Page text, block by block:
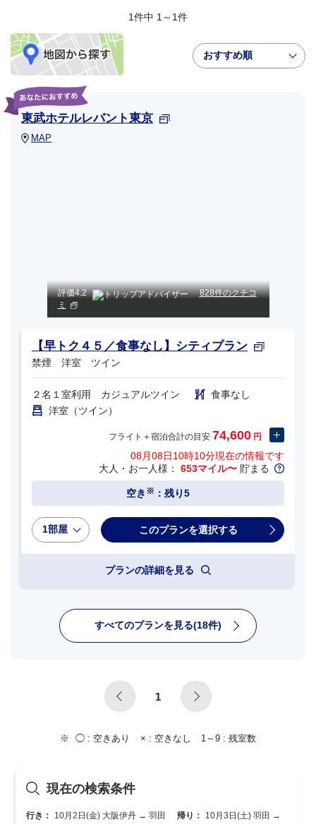
1件中 1～1件
おすすめ順
東武ホテルレバント東京
MAP
評価4.2
828件のクチコ
ミ
【早トク４５／食事なし】シティプラン
禁煙 洋室 ツイン
２名１室利用 カジュアルツイン
食事なし
洋室（ツイン）
フライト＋宿泊合計の目安 74,600 円
08月08日10時10分現在の情報です
大人・お一人様： 653マイル〜 貯まる
空き ※ ：残り5
1部屋
プランの詳細を見る
すべてのプランを見る(18件)
1
◯ : 空きあり × : 空きなし 1～9 : 残室数
現在の検索条件
行き： 10月2日(金) 大阪伊丹 → 羽田 帰り：
10月3日(土) 羽田 →